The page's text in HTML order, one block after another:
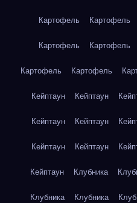
Картофель Картофель
Картофель Картофель
Картофель Картофель
Кейптаун Кейптаун
Кейптаун Кейптаун
Кейптаун Кейптаун
Кейптаун Клубника
Клубника Клубника